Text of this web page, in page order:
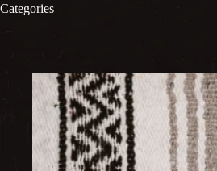
Categories